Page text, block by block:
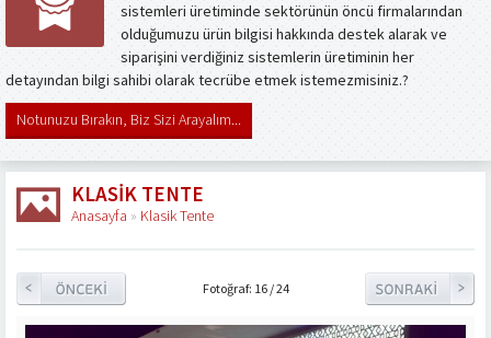
sistemleri üretiminde sektörünün öncü firmalarından
olduğumuzu ürün bilgisi hakkında destek alarak ve
siparişini verdiğiniz sistemlerin üretiminin her
detayından bilgi sahibi olarak tecrübe etmek istemezmisiniz.?
Notunuzu Bırakın, Biz Sizi Arayalım...
KLASIK TENTE
Anasayfa » Klasik Tente
Fotoğraf: 16 / 24